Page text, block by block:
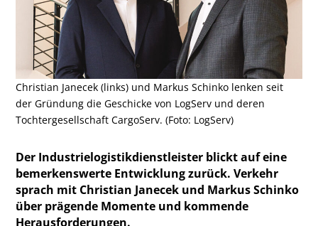
Christian Janecek (links) und Markus Schinko lenken seit
der Gründung die Geschicke von LogServ und deren
Tochtergesellschaft CargoServ. (Foto: LogServ)
Der Industrielogistikdienstleister blickt auf eine
bemerkenswerte Entwicklung zurück. Verkehr
sprach mit Christian Janecek und Markus Schinko
über prägende Momente und kommende
Herausforderungen.